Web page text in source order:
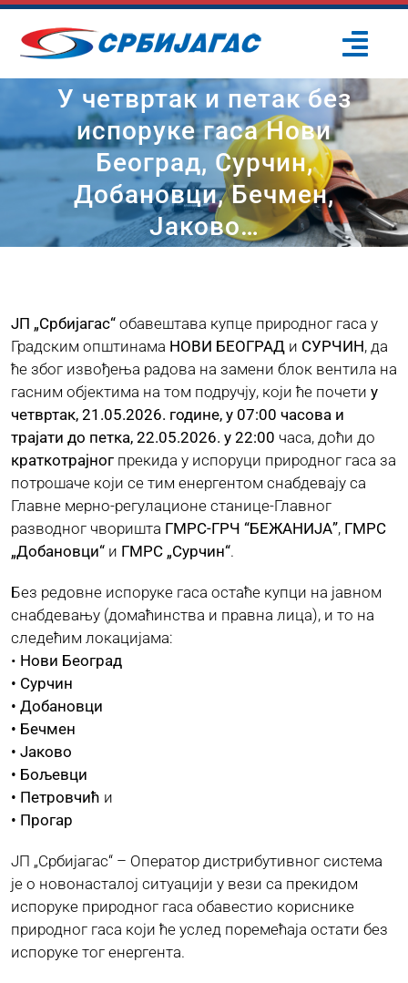
Skip
content
ПОЧЕТНА
ПРЕС ЦЕНТАР
ЈАВНЕ НАБАВКЕ
ПЛАН ЈАВНИХ НАБАВКИ
У четвртак и петак без
испоруке гаса Нови
Београд, Сурчин,
Добановци, Бечмен,
Јаково…
ЈП „Србијагас“обавештава купце природног гаса у
Градским општинама НОВИ БЕОГРАДи СУРЧИН, да
ће због извођења радова на замени блок вентила на
гасним објектима на том подручју, који ће почети у
четвртак, 21.05.2026. године, у 07:00 часова и
трајати до петка, 22.05.2026. у 22:00 часа, доћи до
краткотрајногпрекида у испоруци природног гаса за
потрошаче који се тим енергентом снабдевају са
Главне мерно-регулационе станице-Главног
разводног чворишта ГМРС-ГРЧ “БЕЖАНИЈА”, ГМРС
„Добановци“и ГМРС „Сурчин“.
Без редовне испоруке гаса остаће купци на јавном
снабдевању (домаћинства и правна лица), и то на
следећим локацијама:
• Нови Београд
• Сурчин
• Добановци
• Бечмен
• Јаково
• Бољевци
• Петровчић и
• Прогар
ЈП „Србијагас“ – Оператор дистрибутивног система
је о новонасталој ситуацији у вези са прекидом
испоруке природног гаса обавестио кориснике
природног гаса који ће услед поремећаја остати без
испоруке тог енергента.